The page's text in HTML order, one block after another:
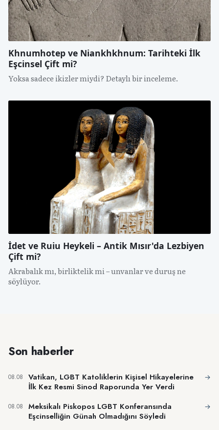
Khnumhotep ve Niankhkhnum: Tarihteki İlk
Eşcinsel Çift mi?
Yoksa sadece ikizler miydi? Detaylı bir inceleme.
İdet ve Ruiu Heykeli – Antik Mısır'da Lezbiyen
Çift mi?
Akrabalık mı, birliktelik mi – unvanlar ve duruş ne
söylüyor.
Son haberler
08.08
Vatikan, LGBT Katoliklerin Kişisel Hikayelerine
İlk Kez Resmi Sinod Raporunda Yer Verdi
→
08.08
Meksikalı Piskopos LGBT Konferansında
Eşcinselliğin Günah Olmadığını Söyledi
→